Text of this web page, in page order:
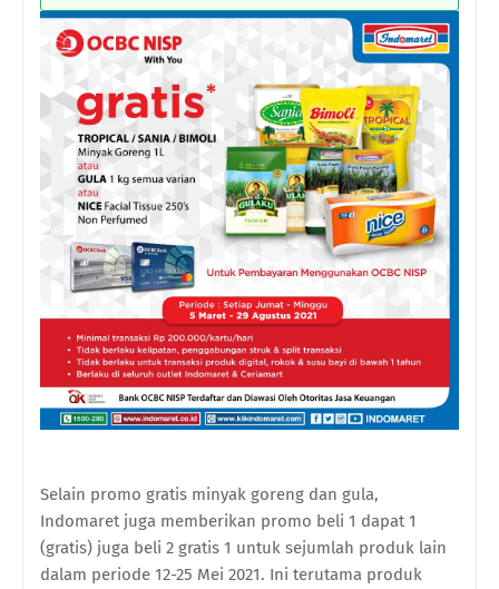
Selain promo gratis minyak goreng dan gula,
Indomaret juga memberikan promo beli 1 dapat 1
(gratis) juga beli 2 gratis 1 untuk sejumlah produk lain
dalam periode 12-25 Mei 2021. Ini terutama produk